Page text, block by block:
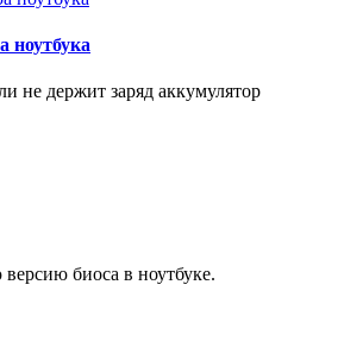
ноутбука
не держит заряд аккумулятор
биоса в ноутбуке.